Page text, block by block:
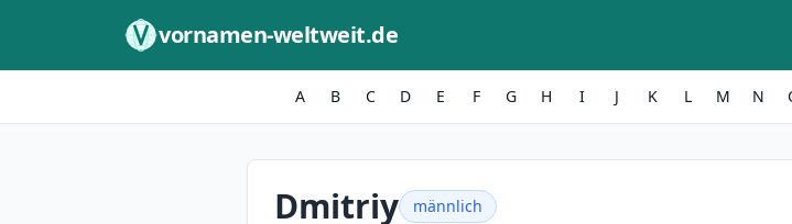
vornamen-weltweit.de
A B C D E F G H I J K L M N
Dmitriy männlich